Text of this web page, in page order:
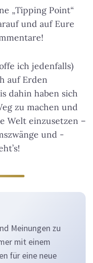
„Tipping Point“
und auf Eure
ich jedenfalls)
auf Erden
dahin haben sich
zu machen und
Welt einzusetzen –
und -
Meinungen zu
mit einem
für eine neue